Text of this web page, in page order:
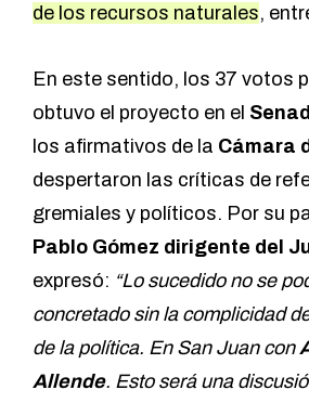
de los recursos naturales,
En este sentido, los 37 votos
obtuvo el proyecto en el
los afirmativos de la Cámara
despertaron las críticas de
gremiales y políticos. Por su
Pablo Gómez dirigente del
expresó: “Lo sucedido no se
concretado sin la complicidad
de la política. En San Juan con
Allende. Esto será una